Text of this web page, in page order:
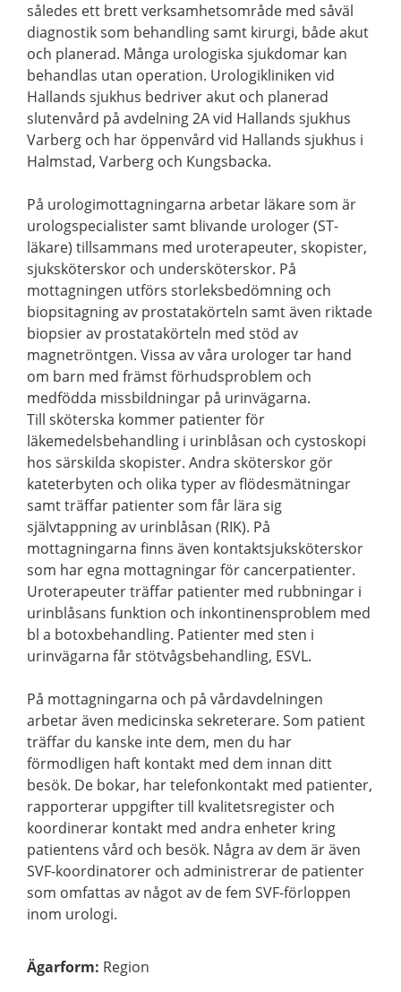
således ett brett verksamhetsområde med såväl
diagnostik som behandling samt kirurgi, både akut
och planerad. Många urologiska sjukdomar kan
behandlas utan operation. Urologikliniken vid
Hallands sjukhus bedriver akut och planerad
slutenvård på avdelning 2A vid Hallands sjukhus
Varberg och har öppenvård vid Hallands sjukhus i
Halmstad, Varberg och Kungsbacka.
På urologimottagningarna arbetar läkare som är
urologspecialister samt blivande urologer (ST-
läkare) tillsammans med uroterapeuter, skopister,
sjuksköterskor och undersköterskor. På
mottagningen utförs storleksbedömning och
biopsitagning av prostatakörteln samt även riktade
biopsier av prostatakörteln med stöd av
magnetröntgen. Vissa av våra urologer tar hand
om barn med främst förhudsproblem och
medfödda missbildningar på urinvägarna.
Till sköterska kommer patienter för
läkemedelsbehandling i urinblåsan och cystoskopi
hos särskilda skopister. Andra sköterskor gör
kateterbyten och olika typer av flödesmätningar
samt träffar patienter som får lära sig
självtappning av urinblåsan (RIK). På
mottagningarna finns även kontaktsjuksköterskor
som har egna mottagningar för cancerpatienter.
Uroterapeuter träffar patienter med rubbningar i
urinblåsans funktion och inkontinensproblem med
bl a botoxbehandling. Patienter med sten i
urinvägarna får stötvågsbehandling, ESVL.
På mottagningarna och på vårdavdelningen
arbetar även medicinska sekreterare. Som patient
träffar du kanske inte dem, men du har
förmodligen haft kontakt med dem innan ditt
besök. De bokar, har telefonkontakt med patienter,
rapporterar uppgifter till kvalitetsregister och
koordinerar kontakt med andra enheter kring
patientens vård och besök. Några av dem är även
SVF-koordinatorer och administrerar de patienter
som omfattas av något av de fem SVF-förloppen
inom urologi.
Ägarform: Region